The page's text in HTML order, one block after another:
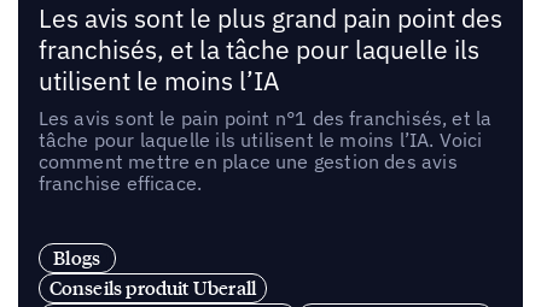
Les avis sont le plus grand pain point des
franchisés, et la tâche pour laquelle ils
utilisent le moins l’IA
Les avis sont le pain point n°1 des franchisés, et la
tâche pour laquelle ils utilisent le moins l’IA. Voici
comment mettre en place une gestion des avis
franchise efficace.
Blogs
Conseils produit Uberall